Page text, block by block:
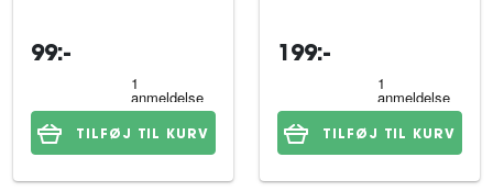
99:-
TILFØJ TIL KURV
199:-
TILFØJ TIL KURV